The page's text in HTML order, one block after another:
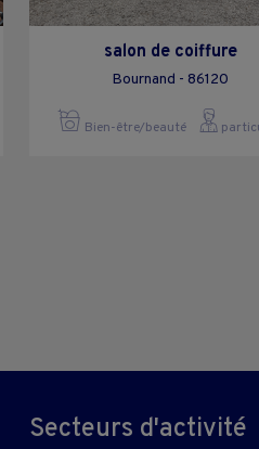
salon de coiffure
Bournand - 86120
Bien-être/beauté
Secteurs d'activité